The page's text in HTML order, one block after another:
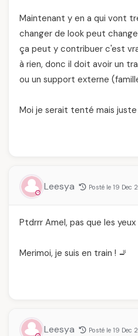
Maintenant y en a qui vont
changer de look peut
ça peut y contribuer c'est
à rien, donc il doit avoir un
ou un support externe
Moi je serait tenté mais
Leesya Posté le 19 Dec
Ptdrrr Amel, pas que les
Merimoi, je suis en train ! 🚬
Leesya Posté le 19 Dec